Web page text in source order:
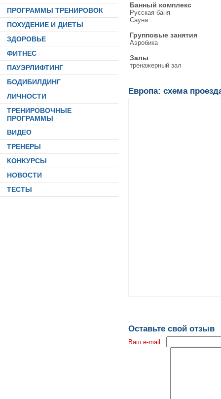
ПРОГРАММЫ ТРЕНИРОВОК
ПОХУДЕНИЕ И ДИЕТЫ
ЗДОРОВЬЕ
ФИТНЕС
ПАУЭРЛИФТИНГ
БОДИБИЛДИНГ
ЛИЧНОСТИ
ТРЕНИРОВОЧНЫЕ
ПРОГРАММЫ
ВИДЕО
ТРЕНЕРЫ
КОНКУРСЫ
НОВОСТИ
ТЕСТЫ
Банный комплекс
Русская баня
Сауна
Групповые занятия
Аэробика
Залы
тренажерный зал
Европа: схема
Оставьте свой отзыв
Ваш e-mail: